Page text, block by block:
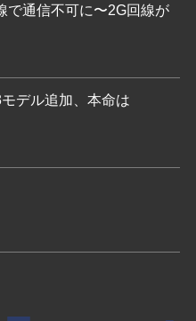
で通信不可に〜2G回線が
デル追加、本命は